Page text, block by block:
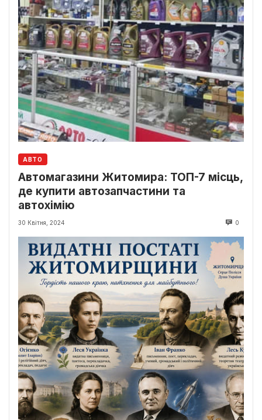
АВТО
Автомагазини Житомира: ТОП-7 місць,
де купити автозапчастини та
автохімію
30 Квітня, 2024 0